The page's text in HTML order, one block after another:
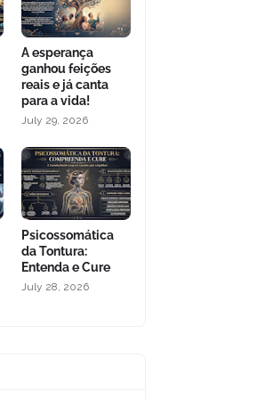
A esperança
ganhou feições
reais e já canta
para a vida!
July 29, 2026
Psicossomática
da Tontura:
Entenda e Cure
July 28, 2026